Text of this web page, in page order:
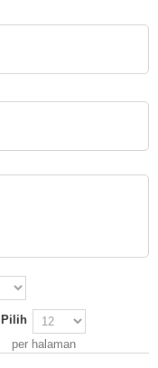
Pilih
per halaman